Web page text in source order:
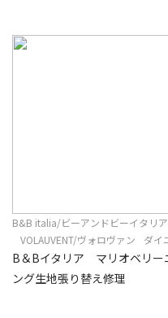
B&B italia/ビーアンドビーイタリア
VOLAUVENT/ヴォロヴァン
ダイ
B＆Bイタリア マリオベリ
ング生地張り替え修理